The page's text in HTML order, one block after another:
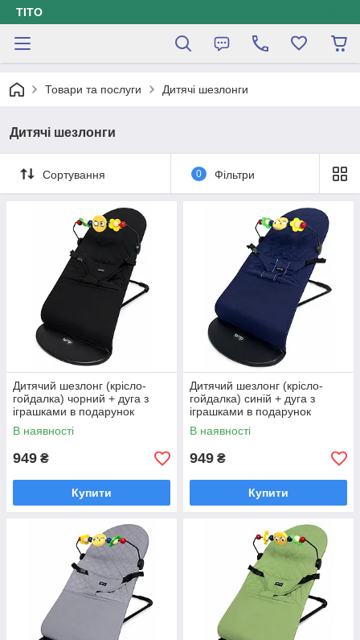
ТІТО
Товари та послуги Дитячі шезлонги
Дитячі шезлонги
Сортування 0 Фільтри
Дитячий шезлонг (крісло-
гойдалка) чорний + дуга з
іграшками в подарунок
В наявності
949 ₴
Купити
Дитячий шезлонг (крісло-
гойдалка) синій + дуга з
іграшками в подарунок
В наявності
949 ₴
Купити